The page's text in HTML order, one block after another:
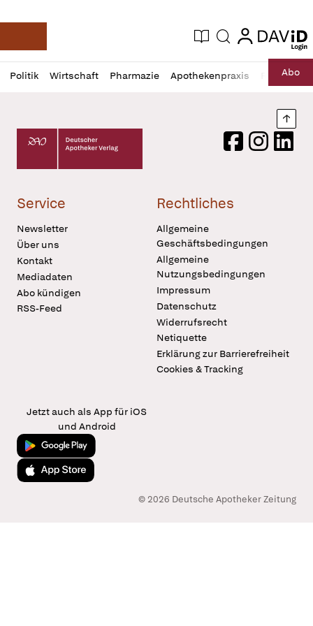
Deutsche Apotheker Zeitung
Aktuelle Ausgabe
Suche login
login
Politik Wirtschaft Pharmazie Apothekenpraxis RechtAbo
Profil
öffnen
Daz
Pur
Deutscher Apotheker Verlag Logo
FacebookInstagram
Service
Newsletter
Über uns
Kontakt
Mediadaten
Abo kündigen
RSS-Feed
Rechtliches
Allgemeine
Geschäftsbedingungen
Allgemeine
Nutzungsbedingungen
Impressum
Datenschutz
Widerrufsrecht
Netiquette
Erklärung zur Barrierefreiheit
Cookies & Tracking
Jetzt auch als App für iOS
und Android
Jetzt bei Google Play
Laden im App Store
© 2026 Deutsche Apotheker Zeitung